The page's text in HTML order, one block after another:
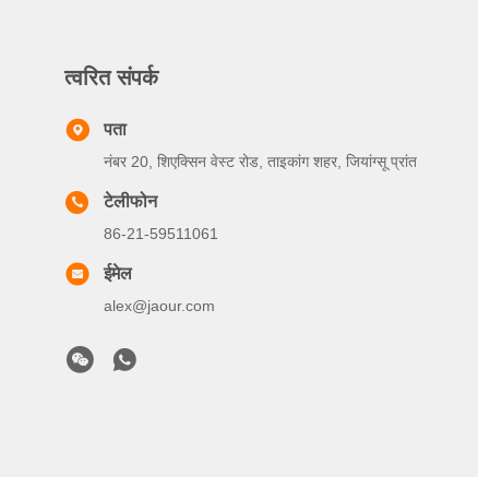
त्वरित संपर्क
पता
नंबर 20, शिएक्सिन वेस्ट रोड, ताइकांग शहर, जियांग्सू प्रांत
टेलीफोन
86-21-59511061
ईमेल
alex@jaour.com